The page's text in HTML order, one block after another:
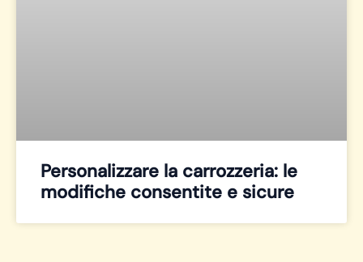
Personalizzare la carrozzeria: le
modifiche consentite e sicure